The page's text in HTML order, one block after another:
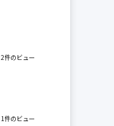
2件のビュー
1件のビュー